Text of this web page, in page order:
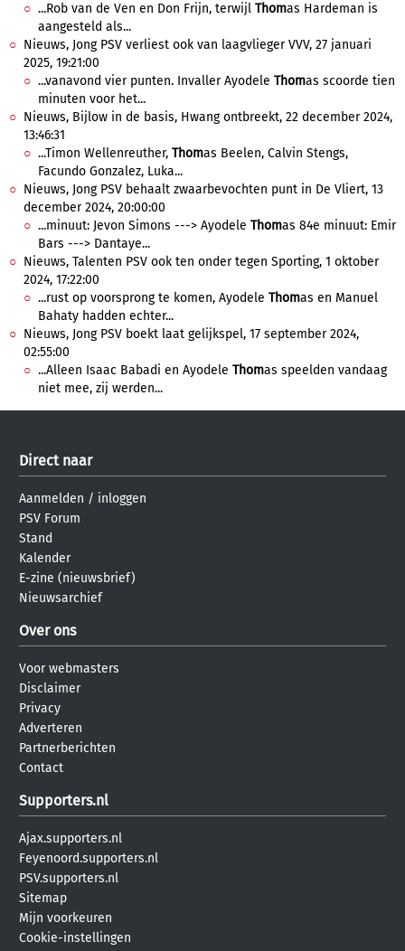
...Rob van de Ven en Don Frijn, terwijl Thomas Hardeman is
aangesteld als...
Nieuws, Jong PSV verliest ook van laagvlieger VVV, 27 januari
2025, 19:21:00
...vanavond vier punten. Invaller Ayodele Thomas scoorde tien
minuten voor het...
Nieuws, Bijlow in de basis, Hwang ontbreekt, 22 december 2024,
13:46:31
...Timon Wellenreuther, Thomas Beelen, Calvin Stengs,
Facundo Gonzalez, Luka...
Nieuws, Jong PSV behaalt zwaarbevochten punt in De Vliert, 13
december 2024, 20:00:00
...minuut: Jevon Simons ---> Ayodele Thomas 84e minuut: Emir
Bars ---> Dantaye...
Nieuws, Talenten PSV ook ten onder tegen Sporting, 1 oktober
2024, 17:22:00
...rust op voorsprong te komen, Ayodele Thomas en Manuel
Bahaty hadden echter...
Nieuws, Jong PSV boekt laat gelijkspel, 17 september 2024,
02:55:00
...Alleen Isaac Babadi en Ayodele Thomas speelden vandaag
niet mee, zij werden...
Direct naar
Aanmelden / inloggen
PSV Forum
Stand
Kalender
E-zine (nieuwsbrief)
Nieuwsarchief
Over ons
Voor webmasters
Disclaimer
Privacy
Adverteren
Partnerberichten
Contact
Supporters.nl
Ajax.supporters.nl
Feyenoord.supporters.nl
PSV.supporters.nl
Sitemap
Mijn voorkeuren
Cookie-instellingen